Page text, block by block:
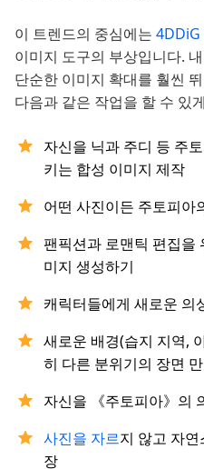
이 트렌드의 중심에는
이미지 도구의 부상입니다.
단순한 이미지 확대를 훨씬
다음과 같은 작업을 할 수 있
자신을 닉과 주디 등 주
키는 합성 이미지 제작
어떤 사진이든 주토피아
팬픽션과 로맨틱 편집을
미지 생성하기
캐릭터들에게 새로운 의
새로운 배경(습지 지역,
히 다른 분위기의 장면
자신을 《주토피아》의
사진을 자르지 않고 자
장